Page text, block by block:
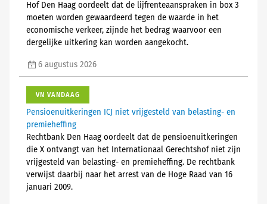
Hof Den Haag oordeelt dat de lijfrenteaanspraken in box 3
moeten worden gewaardeerd tegen de waarde in het
economische verkeer, zijnde het bedrag waarvoor een
dergelijke uitkering kan worden aangekocht.
6 augustus 2026
VN VANDAAG
Pensioenuitkeringen ICJ niet vrijgesteld van belasting- en
premieheffing
Rechtbank Den Haag oordeelt dat de pensioenuitkeringen
die X ontvangt van het Internationaal Gerechtshof niet zijn
vrijgesteld van belasting- en premieheffing. De rechtbank
verwijst daarbij naar het arrest van de Hoge Raad van 16
januari 2009.